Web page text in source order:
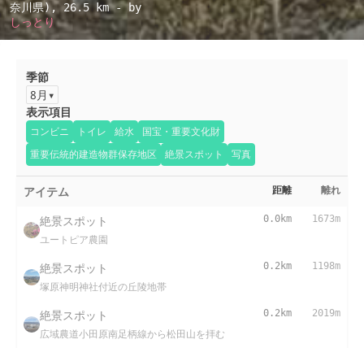
奈川県), 26.5 km - by
しっとり
季節
8月
表示項目
コンビニ トイレ 給水
国宝・重要文化財
重要伝統的建造物群保存地区
絶景スポット 写真
アイテム 距離 離れ
絶景スポット
ユートピア農園
0.0km 1673m
絶景スポット
塚原神明神社付近の丘陵地帯
0.2km 1198m
絶景スポット
広域農道小田原南足柄線から松田山を拝む
0.2km 2019m